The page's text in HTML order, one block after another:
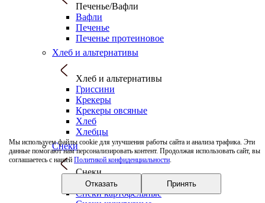
Мы используем файлы cookie для улучшения работы сайта и анализа трафика. Эти
данные помогают нам персонализировать контент. Продолжая использовать сайт, вы
соглашаетесь с нашей Политикой конфиденциальности.
Отказать Принять
Печенье/Вафли
Вафли
Печенье
Печенье протеиновое
Хлеб и альтернативы
Хлеб и альтернативы
Гриссини
Крекеры
Крекеры овсяные
Хлеб
Хлебцы
Снеки
Снеки
Попкорн
Снеки картофельные